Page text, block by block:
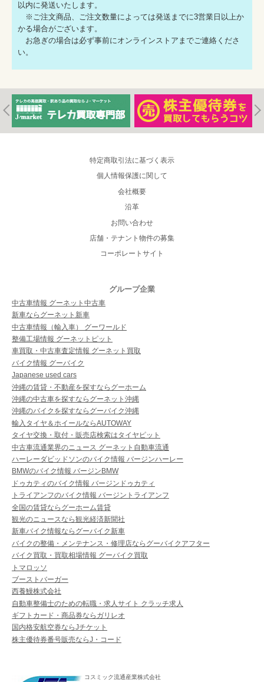
以内に発送いたします。
※ご注文商品、ご注文数量によっては発送までに3営業日以上か
かる場合がございます。
お急ぎの場合は必ず事前にオンラインストアまでご連絡くださ
い。
特定商取引法に基づく表示
個人情報保護に関して
会社概要
沿革
お問い合わせ
店舗・テナント物件の募集
コーポレートサイト
グループ企業
中古車情報 グーネット中古車
新車ならグーネット新車
中古車情報（輸入車） グーワールド
整備工場情報 グーネットピット
車買取・中古車査定情報 グーネット買取
バイク情報 グーバイク
Japanese used cars
沖縄の賃貸・不動産を探すならグーホーム
沖縄の中古車を探すならグーネット沖縄
沖縄のバイクを探すならグーバイク沖縄
輸入タイヤ＆ホイールならAUTOWAY
タイヤ交換・取付・販売店検索はタイヤピット
中古車流通業界のニュース グーネット自動車流通
ハーレーダビッドソンのバイク情報 バージンハーレー
BMWのバイク情報 バージンBMW
ドゥカティのバイク情報 バージンドゥカティ
トライアンフのバイク情報 バージントライアンフ
全国の賃貸ならグーホーム賃貸
観光のニュースなら観光経済新聞社
新車バイク情報ならグーバイク新車
バイクの整備・メンテナンス・修理店ならグーバイクアフター
バイク買取・買取相場情報 グーバイク買取
トマロッソ
ブーストバーガー
西養鰻株式会社
自動車整備士のための転職・求人サイト クラッチ求人
ギフトカード・商品券ならガリレオ
国内格安航空券ならJチケット
株主優待券番号販売ならJ・コード
コスミック流通産業株式会社